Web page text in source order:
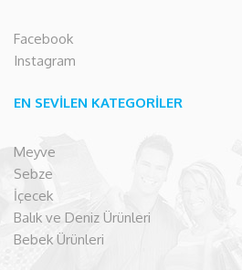
Facebook
Instagram
EN SEVİLEN KATEGORİLER
Meyve
Sebze
İçecek
Balık ve Deniz Ürünleri
Bebek Ürünleri